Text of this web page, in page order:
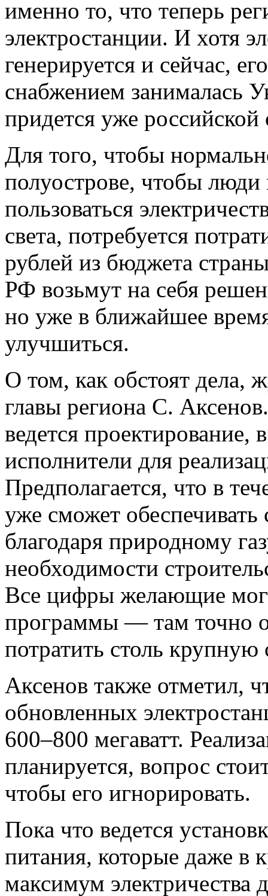
именно то, что теперь
электростанции. И хотя
генерируется и сейчас,
снабжением занималась
придется уже российской
Для того, чтобы
полуострове, чтобы
пользоваться
света, потребуется
рублей из бюджета
РФ возьмут на себя
но уже в ближайшее
улучшиться.
О том, как обстоят дела,
главы региона С.
ведется
исполнители для
Предполагается, что в
уже сможет обеспечивать
благодаря природному
необходимости
Все цифры желающие
программы — там точно
потратить столь крупную
Аксенов также отметил,
обновленных
600–800 мегаватт.
планируется, вопрос
чтобы его игнорировать.
Пока что ведется
питания, которые даже в
максимум электричества